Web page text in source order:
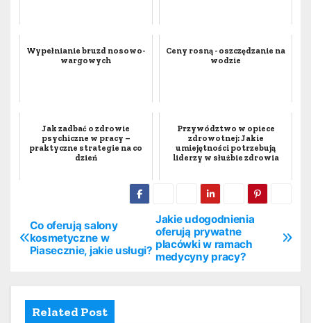
Wypełnianie bruzd nosowo-
wargowych
Ceny rosną - oszczędzanie na
wodzie
Jak zadbać o zdrowie
psychiczne w pracy –
praktyczne strategie na co
dzień
Przywództwo w opiece
zdrowotnej: Jakie
umiejętności potrzebują
liderzy w służbie zdrowia
N
Jakie udogodnienia
oferują prywatne
placówki w ramach
medycyny pracy?
Co oferują salony
kosmetyczne w
Piasecznie, jakie usługi?
Related Post